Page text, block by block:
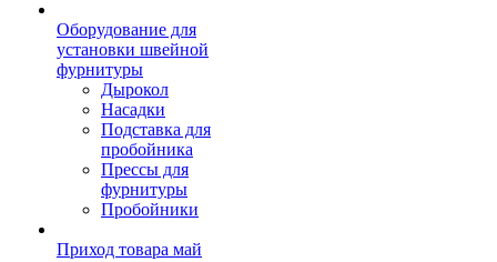
Оборудование для
установки швейной
фурнитуры
Дырокол
Насадки
Подставка для
пробойника
Прессы для
фурнитуры
Пробойники
Приход товара май